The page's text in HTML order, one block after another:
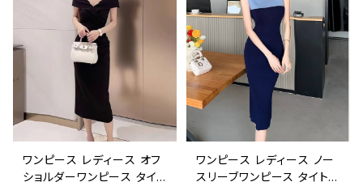
ワンピース レディース オフ
ショルダーワンピース タイト
ワンピース レディース ノー
スリーブワンピース タイトワ